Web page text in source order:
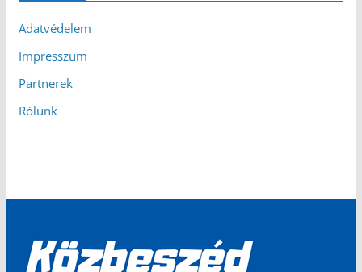
Adatvédelem
Impresszum
Partnerek
Rólunk